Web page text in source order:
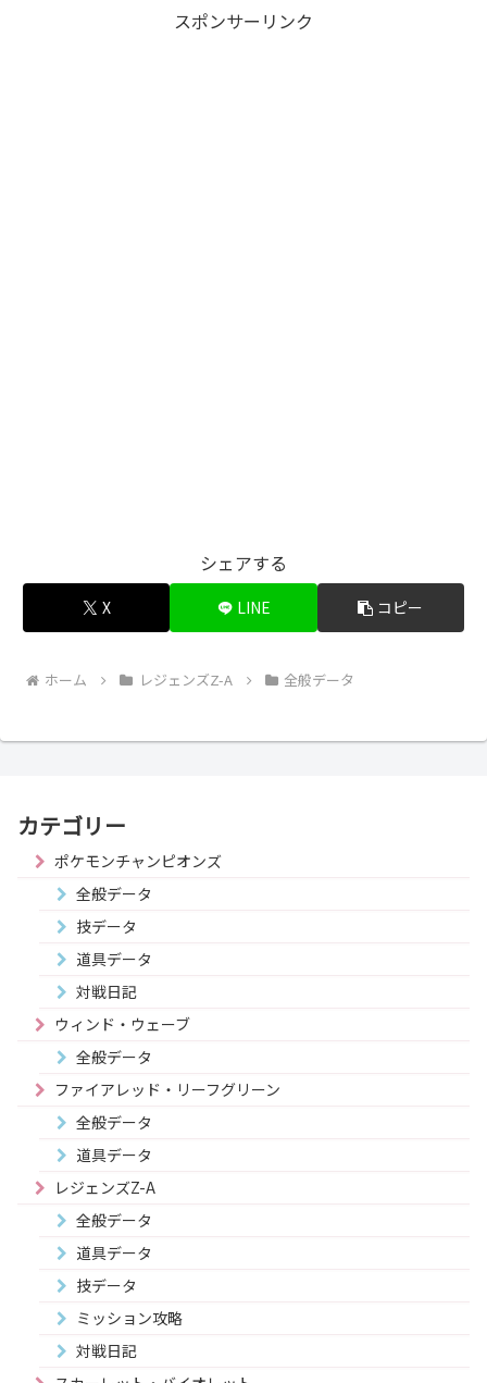
スポンサーリンク
シェアする
X LINE コピー
ホーム レジェンズZ-A 全般データ
カテゴリー
ポケモンチャンピオンズ
全般データ
技データ
道具データ
対戦日記
ウィンド・ウェーブ
全般データ
ファイアレッド・リーフグリーン
全般データ
道具データ
レジェンズZ-A
全般データ
道具データ
技データ
ミッション攻略
対戦日記